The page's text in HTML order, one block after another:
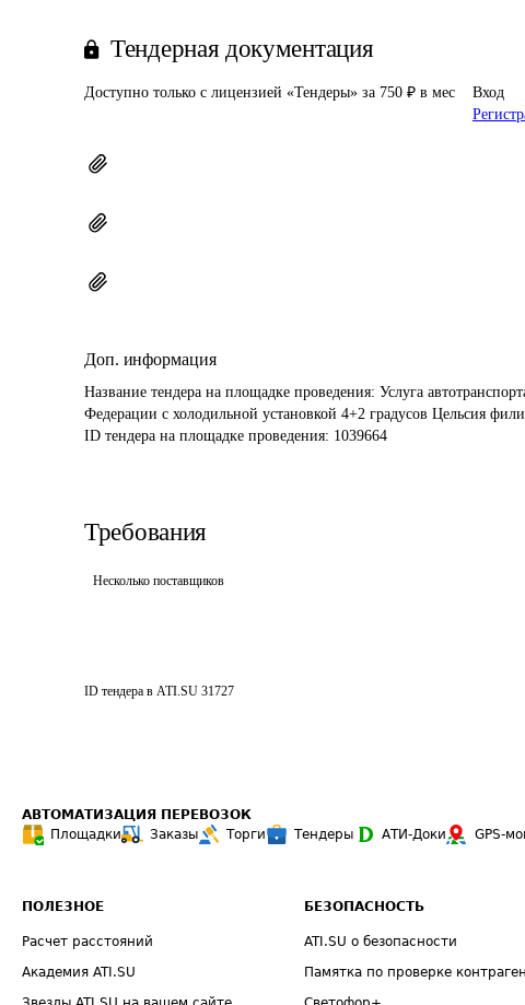
Тендерная документация
Доступно только с лицензией «Тендеры» за 750 ₽ в мес
Вход
Доп. информация
Название тендера на площадке проведения: Услуга
Федерации с холодильной установкой 4+2 градусов Цельсия
ID тендера на площадке проведения: 1039664
Требования
Несколько поставщиков
ID тендера в ATI.SU 31727
АВТОМАТИЗАЦИЯ ПЕРЕВОЗОК
Площадки
Заказы Торги Тендеры АТИ-Доки GPS-
ПОЛЕЗНОЕ
Расчет расстояний
Академия ATI.SU
БЕЗОПАСНОСТЬ
ATI.SU о безопасности
Памятка по проверке